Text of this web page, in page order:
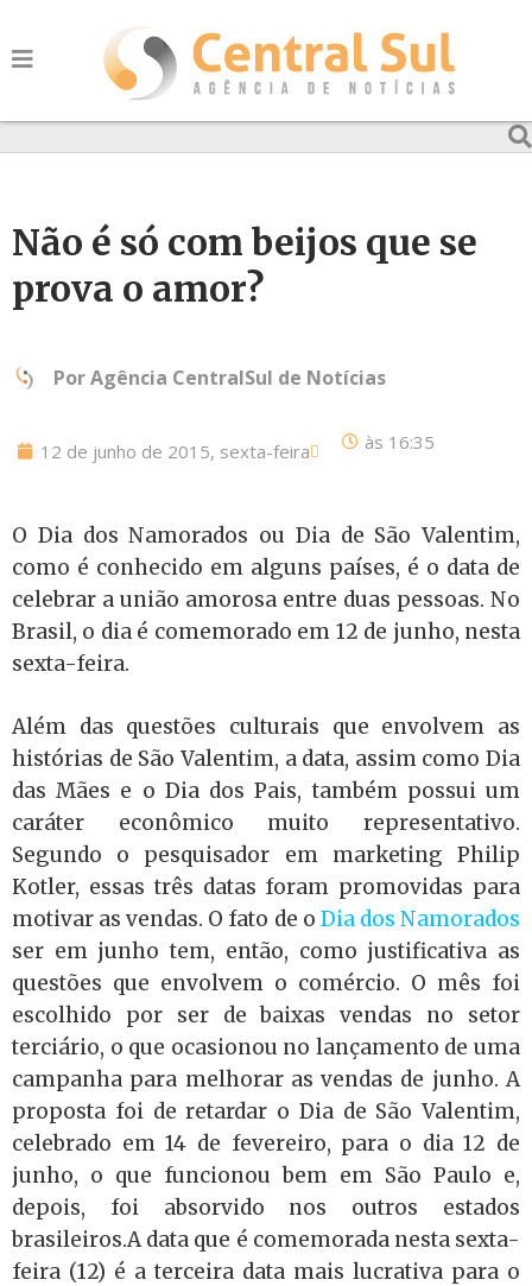
Não é só com beijos que se
prova o amor?
PorAgência CentralSul de Notícias
12 de junho de 2015, sexta-feira às 16:35
O Dia dos Namorados ou Dia de São Valentim,
como é conhecido em alguns países, é o data de
celebrar a união amorosa entre duas pessoas. No
Brasil, o dia é comemorado em 12 de junho, nesta
sexta-feira.
Além das questões culturais que envolvem as
histórias de São Valentim, a data, assim como Dia
das Mães e o Dia dos Pais, também possui um
caráter econômico muito representativo.
Segundo o pesquisador em marketing Philip
Kotler, essas três datas foram promovidas para
motivar as vendas. O fato de o Dia dos Namorados
ser em junho tem, então, como justificativa as
questões que envolvem o comércio. O mês foi
escolhido por ser de baixas vendas no setor
terciário, o que ocasionou no lançamento de uma
campanha para melhorar as vendas de junho. A
proposta foi de retardar o Dia de São Valentim,
celebrado em 14 de fevereiro, para o dia 12 de
junho, o que funcionou bem em São Paulo e,
depois, foi absorvido nos outros estados
brasileiros.A data que é comemorada nesta sexta-
feira (12) é a terceira data mais lucrativa para o